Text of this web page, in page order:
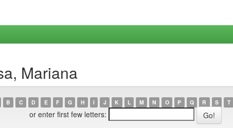
Mariana
B C D E F G H I J K L M N O P Q R S T
or enter first few letters: